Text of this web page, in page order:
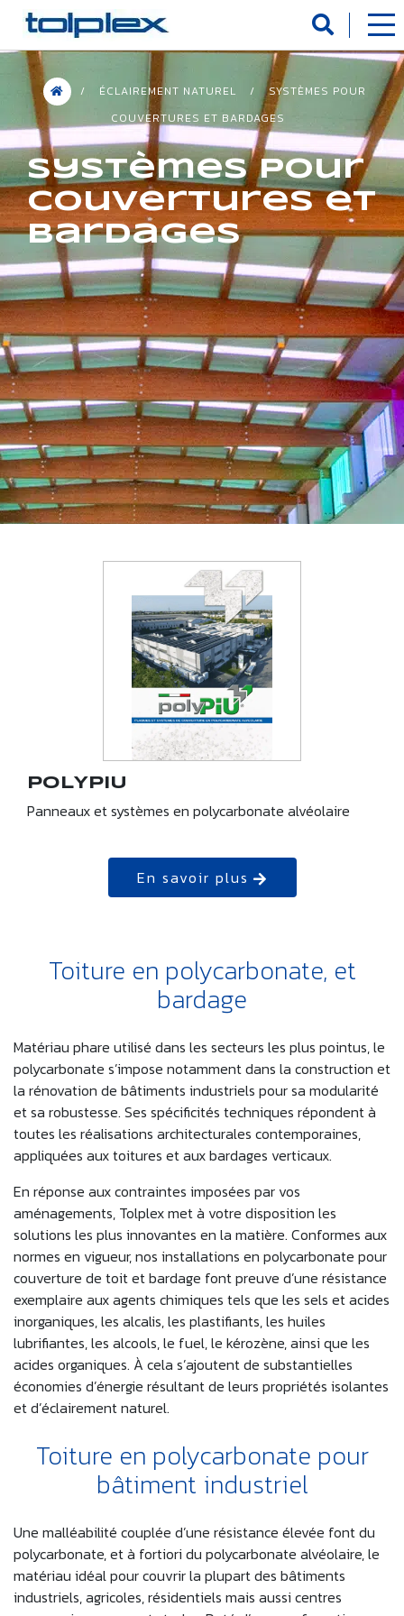
/ ÉCLAIREMENT NATUREL /
SYSTÈMES POUR
COUVERTURES ET BARDAGES
Systèmes pour
couvertures et
bardages
POLYPIU
Panneaux et systèmes en polycarbonate alvéolaire
En savoir plus
Toiture en polycarbonate, et
bardage
Matériau phare utilisé dans les secteurs les plus pointus, le
polycarbonate s’impose notamment dans la construction et
la rénovation de bâtiments industriels pour sa modularité
et sa robustesse. Ses spécificités techniques répondent à
toutes les réalisations architecturales contemporaines,
appliquées aux toitures et aux bardages verticaux.
En réponse aux contraintes imposées par vos
aménagements, Tolplex met à votre disposition les
solutions les plus innovantes en la matière. Conformes aux
normes en vigueur, nos installations en polycarbonate pour
couverture de toit et bardage font preuve d’une résistance
exemplaire aux agents chimiques tels que les sels et acides
inorganiques, les alcalis, les plastifiants, les huiles
lubrifiantes, les alcools, le fuel, le kérozène, ainsi que les
acides organiques. À cela s’ajoutent de substantielles
économies d’énergie résultant de leurs propriétés isolantes
et d’éclairement naturel.
Toiture en polycarbonate pour
bâtiment industriel
Une malléabilité couplée d’une résistance élevée font du
polycarbonate, et à fortiori du polycarbonate alvéolaire, le
matériau idéal pour couvrir la plupart des bâtiments
industriels, agricoles, résidentiels mais aussi centres
Panneau de gestion des cookies